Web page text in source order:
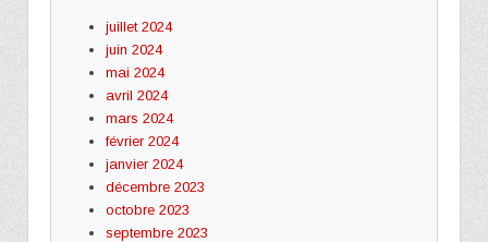
juillet 2024
juin 2024
mai 2024
avril 2024
mars 2024
février 2024
janvier 2024
décembre 2023
octobre 2023
septembre 2023